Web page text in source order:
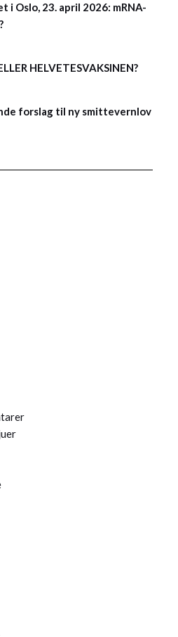
Oslo, 23. april 2026: mRNA-
HELVETESVAKSINEN?
forslag til ny smittevernlov